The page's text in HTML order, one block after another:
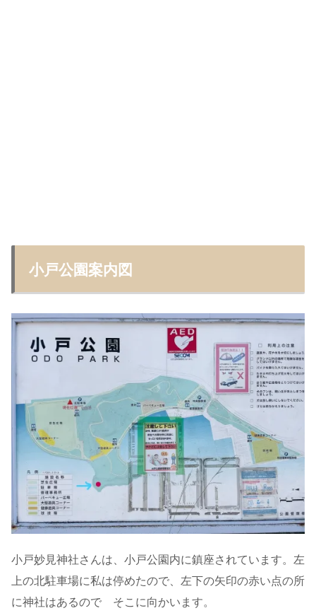
小戸公園案内図
小戸妙見神社さんは、小戸公園内に鎮座されています。左
上の北駐車場に私は停めたので、左下の矢印の赤い点の所
に神社はあるので そこに向かいます。